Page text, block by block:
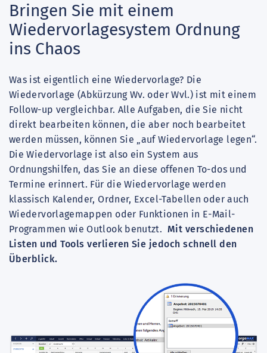
Bringen Sie mit einem
Wiedervorlagesystem Ordnung
ins Chaos
Was ist eigentlich eine Wiedervorlage? Die
Wiedervorlage (Abkürzung Wv. oder Wvl.) ist mit einem
Follow-up vergleichbar. Alle Aufgaben, die Sie nicht
direkt bearbeiten können, die aber noch bearbeitet
werden müssen, können Sie „auf Wiedervorlage legen“.
Die Wiedervorlage ist also ein System aus
Ordnungshilfen, das Sie an diese offenen To-dos und
Termine erinnert. Für die Wiedervorlage werden
klassisch Kalender, Ordner, Excel-Tabellen oder auch
Wiedervorlagemappen oder Funktionen in E-Mail-
Programmen wie Outlook benutzt. Mit verschiedenen
Listen und Tools verlieren Sie jedoch schnell den
Überblick.